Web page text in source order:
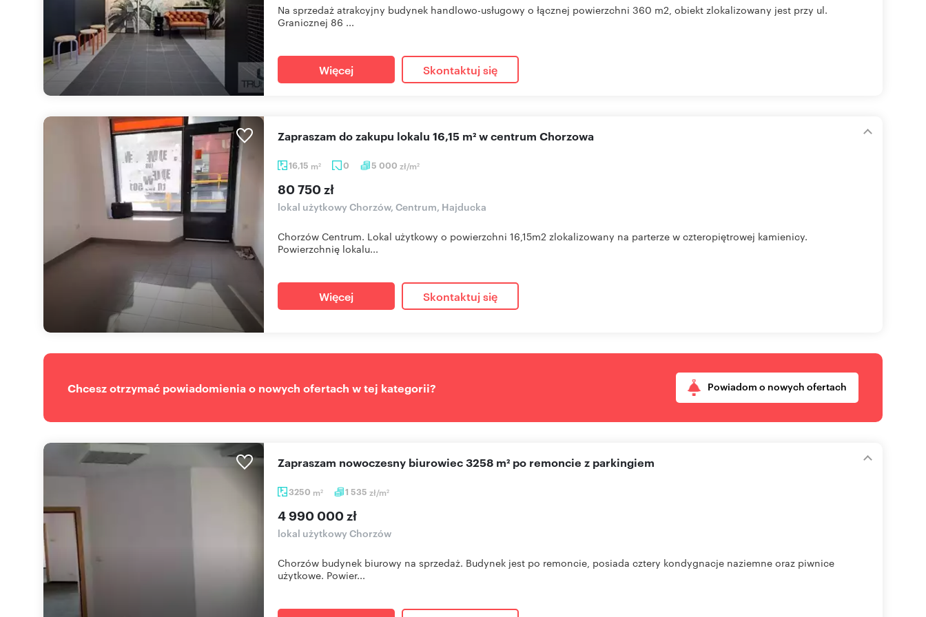
Na sprzedaż atrakcyjny budynek handlowo-usługowy o łącznej powierzchni 360 m2, obiekt zlokalizowany jest przy ul.
Granicznej 86 ...
Więcej Skontaktuj się
16,15 m2 0 5 000 zł/m2
Zapraszam do zakupu lokalu 16,15 m² w centrum Chorzowa
80 750 zł
lokal użytkowy Chorzów, Centrum, Hajducka
Chorzów Centrum. Lokal użytkowy o powierzchni 16,15m2 zlokalizowany na parterze w czteropiętrowej kamienicy.
Powierzchnię lokalu...
Więcej Skontaktuj się
Chcesz otrzymać powiadomienia o nowych ofertach w tej kategorii? Powiadom o nowych ofertach
3250 m2 1 535 zł/m2
Zapraszam nowoczesny biurowiec 3258 m² po remoncie z parkingiem
4 990 000 zł
lokal użytkowy Chorzów
Chorzów budynek biurowy na sprzedaż. Budynek jest po remoncie, posiada cztery kondygnacje naziemne oraz piwnice
użytkowe. Powier...